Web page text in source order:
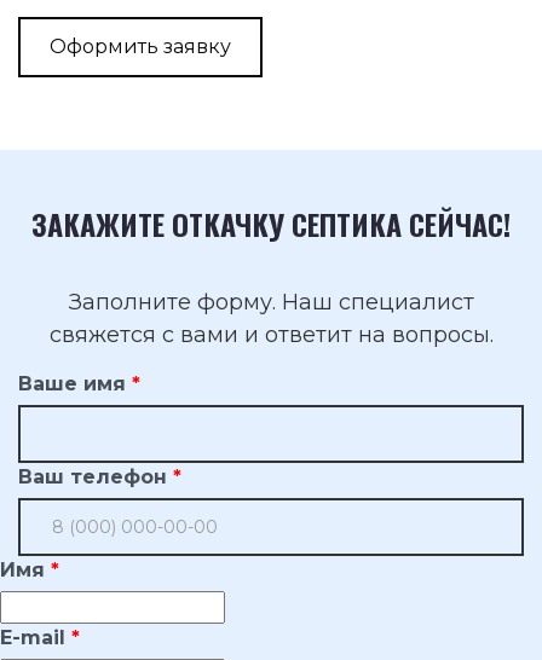
Оформить заявку
ЗАКАЖИТЕ ОТКАЧКУ СЕПТИКА СЕЙЧАС!
Заполните форму. Наш специалист
свяжется с вами и ответит на вопросы.
Ваше имя
Ваш телефон
Имя
E-mail